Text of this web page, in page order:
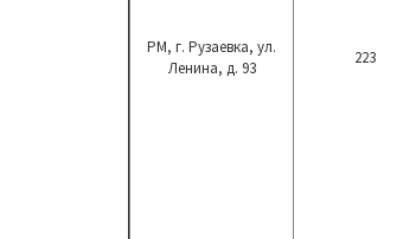
РМ, г. Рузаевка, ул.
Ленина, д. 93
223